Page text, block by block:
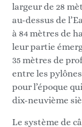
largeur de 28
au-dessus de
à 84 mètres de
leur partie
35 mètres de
entre les
pour l’époque
dix-neuvième
Le système de